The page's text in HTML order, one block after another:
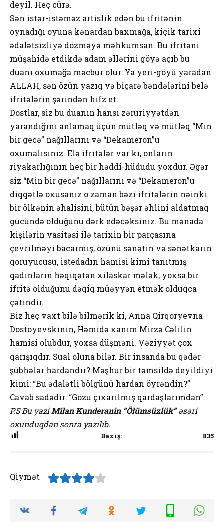
deyil. Heç cürə.
Sən istər-istəməz artislik edən bu ifritənin
oynadığı oyuna kənardan baxmağa, kiçik tarixi
ədalətsizliyə dözməyə məhkumsan. Bu ifritəni
müşahidə etdikdə adam əllərini göyə açıb bu
duanı oxumağa məcbur olur: Ya yeri-göyü yaradan
ALLAH, sən özün yazıq və biçarə bəndələrini belə
ifritələrin şərindən hifz et.
Dostlar, siz bu duanın hansı zəruriyyətdən
yarandığını anlamaq üçün mütləq və mütləq “Min
bir gecə” nağıllarını və “Dekameron”u
oxumalısınız. Elə ifritələr var ki, onların
riyakarlığının heç bir həddi-hüdudu yoxdur. Əgər
siz “Min bir gecə” nağıllarını və “Dekameron”u
diqqətlə oxusanız o zaman bəzi ifritələrin nəinki
bir ölkənin əhalisini, bütün bəşər əhlini aldatmaq
gücündə olduğunu dərk edəcəksiniz. Bu mənada
kişilərin vasitəsi ilə tarixin bir parçasına
çevrilməyi bacarmış, özünü sənətin və sənətkarın
qoruyucusu, istedadın hamisi kimi tanıtmış
qadınların həqiqətən xilaskar mələk, yoxsa bir
ifritə olduğunu dəqiq müəyyən etmək olduqca
çətindir.
Biz heç vaxt bilə bilmərik ki, Anna Qirqoryevna
Dostoyevskinin, Həmidə xanım Mirzə Cəlilin
hamisi olubdur, yoxsa düşməni. Vəziyyət çox
qarışıqdır. Sual oluna bilər. Bir insanda bu qədər
şübhələr hardandır? Məşhur bir təmsildə deyildiyi
kimi: “Bu ədalətli bölgünü hardan öyrəndin?”
Cavab sadədir: “Gözu çıxarılmış qardaşlarımdan”.
P.S Bu yaziMilan Kunderanin “Ölümsüzlük”əsəri
oxunduqdan sonra yazılıb.
Baxış: 835
Qiymət